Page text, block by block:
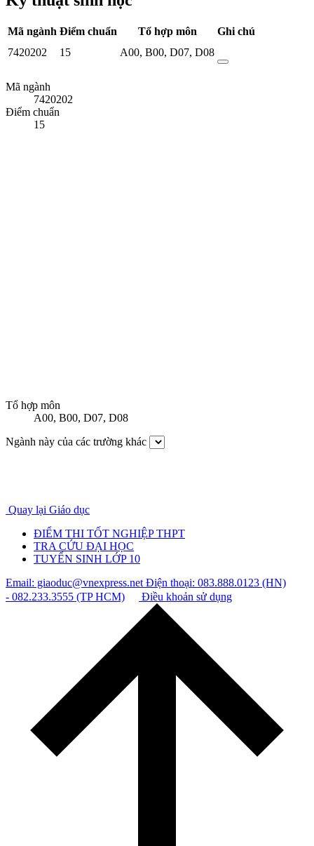
Mã ngành Điểm chuẩn Tổ hợp môn
Ghi chú
7420202
15 A00, B00, D07, D08
Mã ngành
7420202
Điểm chuẩn
15
Tổ hợp môn
A00, B00, D07, D08
Ngành này của các trường khác
Quay lại Giáo dục
ĐIỂM THI TỐT NGHIỆP THPT
TRA CỨU ĐẠI HỌC
TUYỂN SINH LỚP 10
Email: giaoduc@vnexpress.netĐiện thoại: 083.888.0123 (HN)
- 082.233.3555 (TP HCM)
Điều khoản sử dụng